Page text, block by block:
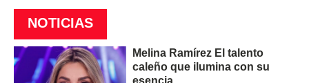
NOTICIAS
Melina Ramírez El talento
caleño que ilumina con su
esencia